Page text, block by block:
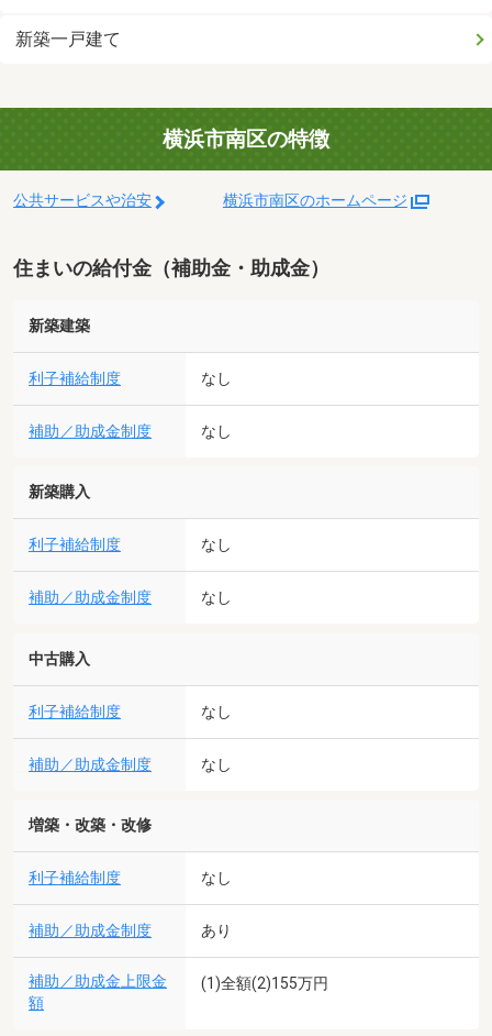
新築一戸建て
横浜市南区の特徴
公共サービスや治安 横浜市南区のホームページ
住まいの給付金（補助金・助成金）
新築建築
利子補給制度 なし
補助／助成金制度 なし
新築購入
利子補給制度 なし
補助／助成金制度 なし
中古購入
利子補給制度 なし
補助／助成金制度 なし
増築・改築・改修
利子補給制度 なし
補助／助成金制度 あり
補助／助成金上限金
額
(1)全額(2)155万円